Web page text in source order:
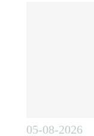
05-08-2026